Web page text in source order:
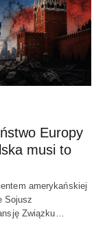
Europy
musi to
amerykańskiej
Sojusz
Związku…